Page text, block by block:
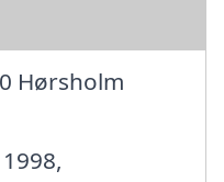
Hørsholm